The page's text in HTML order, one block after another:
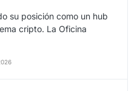
su posición como un hub
cripto. La Oficina